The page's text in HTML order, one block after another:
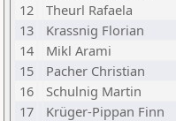
12
Theurl Rafaela
13
Krassnig Florian
14
Mikl Arami
15
Pacher Christian
16
Schulnig Martin
17
Krüger-Pippan Finn